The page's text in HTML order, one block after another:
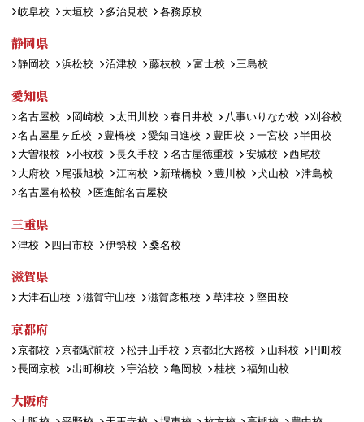
岐阜校 大垣校 多治見校 各務原校
静岡県
静岡校 浜松校 沼津校 藤枝校 富士校 三島校
愛知県
名古屋校 岡崎校 太田川校 春日井校 八事いりなか校
刈谷校
名古屋星ヶ丘校
豊橋校 愛知日進校 豊田校 一宮校
半田校
大曽根校
小牧校 長久手校 名古屋徳重校 安城校
西尾校
大府校
尾張旭校 江南校 新瑞橋校 豊川校 犬山校
津島校
名古屋有松校
医進館名古屋校
三重県
津校 四日市校 伊勢校 桑名校
滋賀県
大津石山校 滋賀守山校 滋賀彦根校 草津校 堅田校
京都府
京都校 京都駅前校 松井山手校 京都北大路校 山科校
円町校
長岡京校
出町柳校 宇治校 亀岡校 桂校 福知山校
大阪府